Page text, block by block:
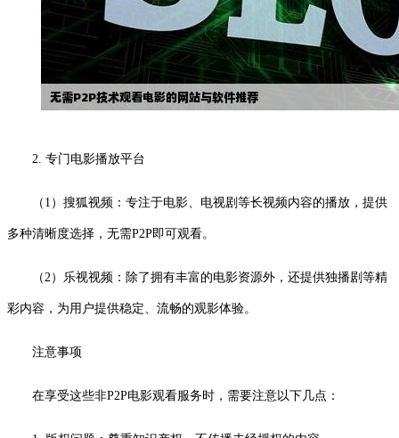
2. 专门电影播放平台
（1）搜狐视频：专注于电影、电视剧等长视频内容的播放，提供
多种清晰度选择，无需P2P即可观看。
（2）乐视视频：除了拥有丰富的电影资源外，还提供独播剧等精
彩内容，为用户提供稳定、流畅的观影体验。
注意事项
在享受这些非P2P电影观看服务时，需要注意以下几点：